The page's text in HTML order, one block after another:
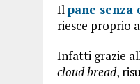
Ilpane
riesce proprio
Infatti grazie
cloud bread,